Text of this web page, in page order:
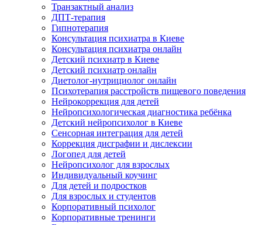
Транзактный анализ
ДПТ-терапия
Гипнотерапия
Консультация психиатра в Киеве
Консультация психиатра онлайн
Детский психиатр в Киеве
Детский психиатр онлайн
Диетолог-нутрициолог онлайн
Психотерапия расстройств пищевого поведения
Нейрокоррекция для детей
Нейропсихологическая диагностика ребёнка
Детский нейропсихолог в Киеве
Сенсорная интеграция для детей
Коррекция дисграфии и дислексии
Логопед для детей
Нейропсихолог для взрослых
Индивидуальный коучинг
Для детей и подростков
Для взрослых и студентов
Корпоративный психолог
Корпоративные тренинги